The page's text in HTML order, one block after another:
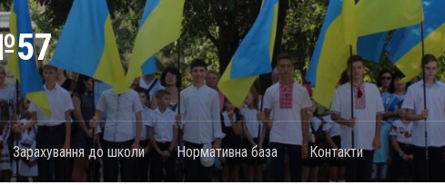
Зарахування до школи Нормативна база Контакти